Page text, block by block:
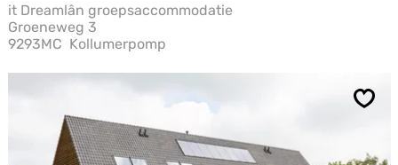
i
e
e
a
m
â
it Dreamlân groepsaccommodatie
Groeneweg 3
9293MC Kollumerpomp